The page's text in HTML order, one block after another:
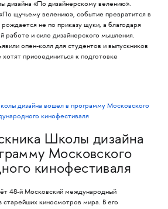
дизайна «По дизайнерскому велению».
щучьему велению», событие превратится в
не по приказу щуки, а благодаря
работе и силе дизайнерского мышления.
опен-колл для студентов и выпускников
присоединиться к подготовке
Школы дизайна
Московского
кинофестиваля
48-й Московский международный
старейших киносмотров мира. В его